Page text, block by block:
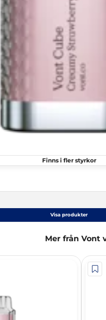
Finns i fler styrkor
Visa produkter
Mer från Vont